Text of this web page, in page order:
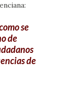
se
de
de